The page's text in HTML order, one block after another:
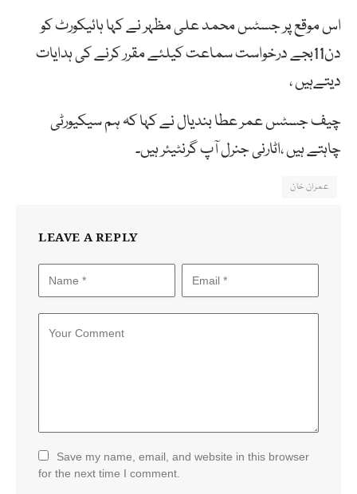
اس موقع پر جسٹس محمد علی مظہر نے کہا ہائیکورٹ کو
دن11بجے درخواست سماعت کیلئے مقرر کرنے کی ہدایات
دیتےہیں ،
چیف جسٹس عمر عطا بندیال نے کہا کہ ہم سیکیورٹی
چاہتے ہیں ،اٹارنی جنرل آپ گرنٹیئر ہیں۔
عمران خان
LEAVE A REPLY
Save my name, email, and website in this browser
for the next time I comment.